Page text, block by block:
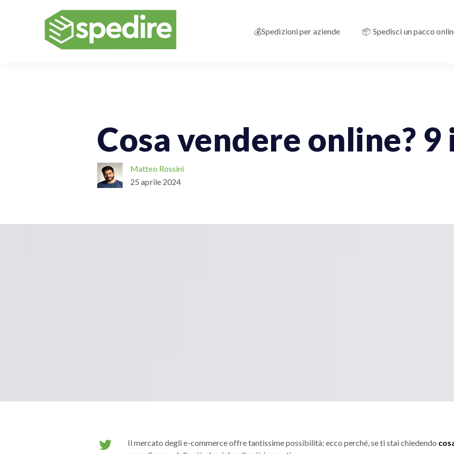
💰Spedizioni per aziende 📦 Spedisci un pacco
Cosa vendere online? 9
Matteo Rossini
25 aprile 2024
Il mercato degli e-commerce offre tantissime possibilità: ecco perché, se ti stai chiedendo